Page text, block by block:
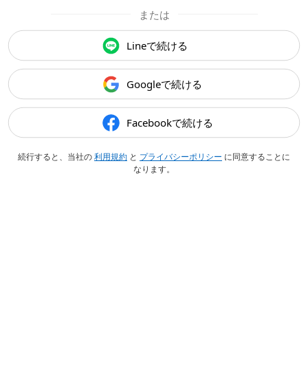
または
Lineで続ける
Googleで続ける
Facebookで続ける
続行すると、当社の利用規約 と プライバシーポリシー に同意することに
なります。